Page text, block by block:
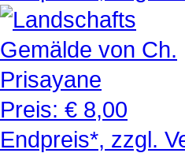
Preis: € 8,00
Endpreis*, zzgl.